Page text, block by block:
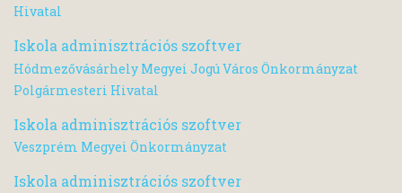
Hivatal
Iskola adminisztrációs szoftver
Hódmezővásárhely Megyei Jogú Város Önkormányzat
Polgármesteri Hivatal
Iskola adminisztrációs szoftver
Veszprém Megyei Önkormányzat
Iskola adminisztrációs szoftver